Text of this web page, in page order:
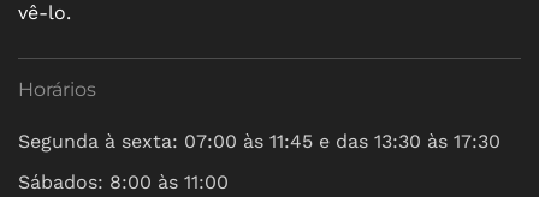
vê-lo.
Horários
Segunda à sexta: 07:00 às 11:45 e das 13:30 às 17:30
Sábados: 8:00 às 11:00